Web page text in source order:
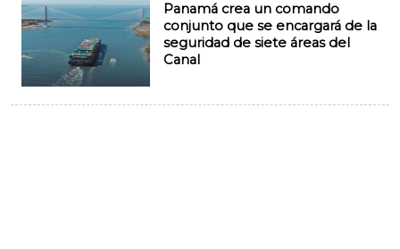
Panamá crea un comando
conjunto que se encargará de la
seguridad de siete áreas del
Canal